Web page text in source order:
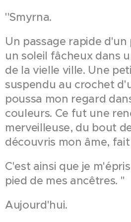
''Smyrna.
Un passage rapide d'un
un soleil fâcheux dans
de la vielle ville. Une
suspendu au crochet
poussa mon regard
couleurs. Ce fut une
merveilleuse, du bout
découvris mon âme,
C'est ainsi que je
pied de mes ancêtres. ''
Aujourd'hui.